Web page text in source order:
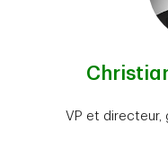
VP et directeur,